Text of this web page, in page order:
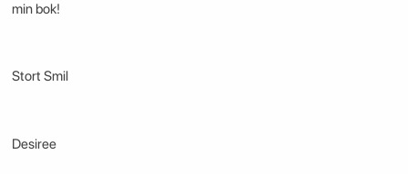
min bok!
Stort Smil
Desiree